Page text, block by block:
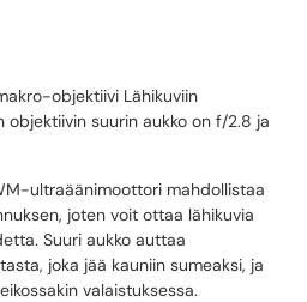
objektiivi Lähikuviin
objektiivin suurin aukko on f/2.8 ja
ultraäänimoottori mahdollistaa
joten voit ottaa lähikuvia
Suuri aukko auttaa
joka jää kauniin sumeaksi, ja
valaistuksessa.